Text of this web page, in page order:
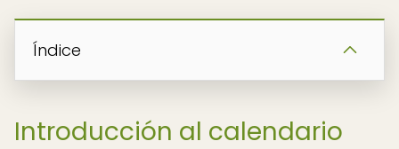
Índice
Introducción al calendario